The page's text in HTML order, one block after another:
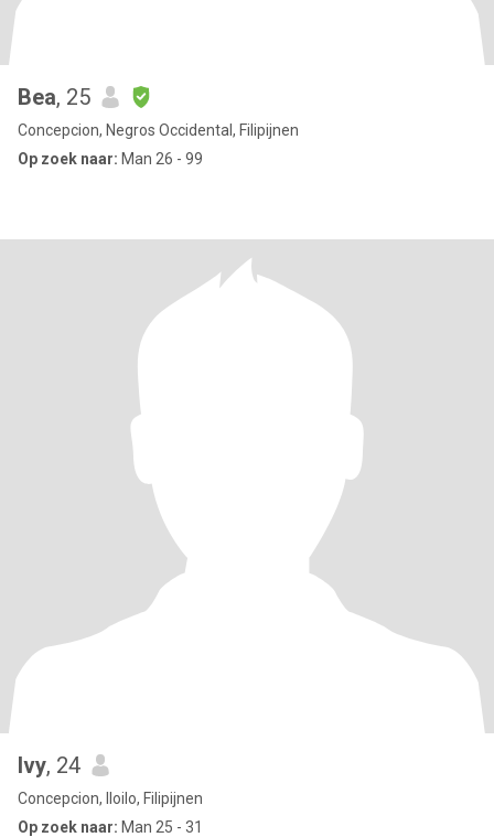
Bea, 25
Concepcion, Negros Occidental, Filipijnen
Op zoek naar: Man 26 - 99
Ivy, 24
Concepcion, Iloilo, Filipijnen
Op zoek naar: Man 25 - 31